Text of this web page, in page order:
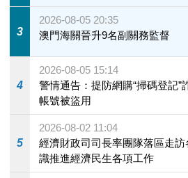
3
2026-08-05 20:35
澳門海關晉升9名副關務監督
4
2026-08-05 15:14
警情通告：提防網購“掃碼登記”
帳號被盜用
5
2026-08-02 11:04
經濟財政司司長率團隊落區走
識推進經濟民生各項工作